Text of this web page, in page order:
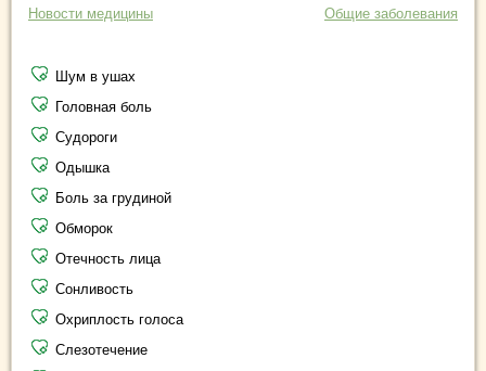
Новости медицины Общие заболевания
Шум в ушах
Головная боль
Судороги
Одышка
Боль за грудиной
Обморок
Отечность лица
Сонливость
Охриплость голоса
Слезотечение